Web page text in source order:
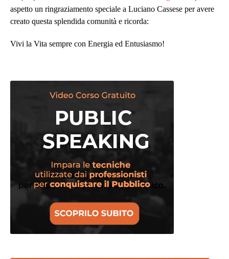
aspetto un ringraziamento speciale a Luciano Cassese per avere
creato questa splendida comunità e ricorda:
Vivi la Vita sempre con Energia ed Entusiasmo!